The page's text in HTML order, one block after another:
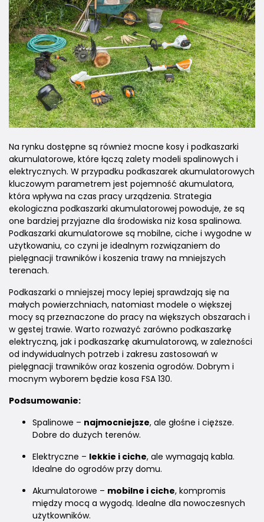
Na rynku dostępne są również mocne kosy i podkaszarki
akumulatorowe, które łączą zalety modeli spalinowych i
elektrycznych. W przypadku podkaszarek akumulatorowych
kluczowym parametrem jest pojemność akumulatora,
która wpływa na czas pracy urządzenia. Strategia
ekologiczna podkaszarki akumulatorowej powoduje, że są
one bardziej przyjazne dla środowiska niż kosa spalinowa.
Podkaszarki akumulatorowe są mobilne, ciche i wygodne w
użytkowaniu, co czyni je idealnym rozwiązaniem do
pielęgnacji trawników i koszenia trawy na mniejszych
terenach.
Podkaszarki o mniejszej mocy lepiej sprawdzają się na
małych powierzchniach, natomiast modele o większej
mocy są przeznaczone do pracy na większych obszarach i
w gęstej trawie. Warto rozważyć zarówno podkaszarkę
elektryczną, jak i podkaszarkę akumulatorową, w zależności
od indywidualnych potrzeb i zakresu zastosowań w
pielęgnacji trawników oraz koszenia ogrodów. Dobrym i
mocnym wyborem będzie kosa FSA 130.
Podsumowanie:
Spalinowe – najmocniejsze, ale głośne i cięższe.
Dobre do dużych terenów.
Elektryczne – lekkie i ciche, ale wymagają kabla.
Idealne do ogrodów przy domu.
Akumulatorowe – mobilne i ciche, kompromis
między mocą a wygodą. Idealne dla nowoczesnych
użytkowników.